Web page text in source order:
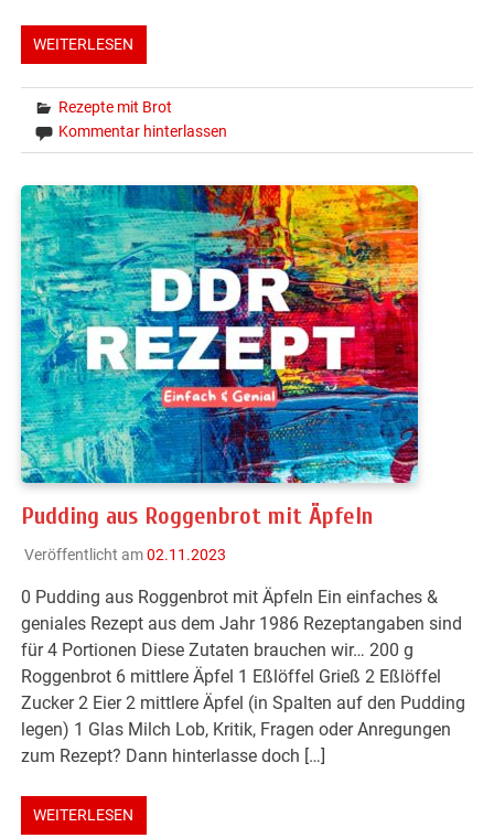
WEITERLESEN
Rezepte mit Brot
Kommentar hinterlassen
Pudding aus Roggenbrot mit Äpfeln
Veröffentlicht am02.11.2023
0 Pudding aus Roggenbrot mit Äpfeln Ein einfaches &
geniales Rezept aus dem Jahr 1986 Rezeptangaben sind
für 4 Portionen Diese Zutaten brauchen wir… 200 g
Roggenbrot 6 mittlere Äpfel 1 Eßlöffel Grieß 2 Eßlöffel
Zucker 2 Eier 2 mittlere Äpfel (in Spalten auf den Pudding
legen) 1 Glas Milch Lob, Kritik, Fragen oder Anregungen
zum Rezept? Dann hinterlasse doch […]
WEITERLESEN